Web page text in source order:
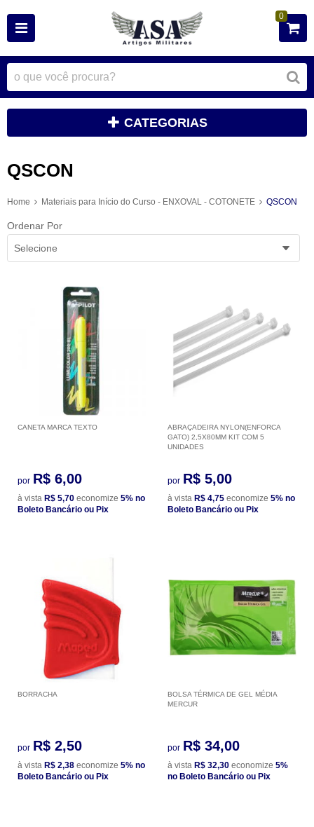
0
CATEGORIAS
QSCON
Home Materiais para Início do Curso - ENXOVAL - COTONETE QSCON
Ordenar Por
Selecione
CANETA MARCA TEXTO
por R$ 6,00
à vista R$ 5,70 economize 5% no
Boleto Bancário ou Pix
ABRAÇADEIRA NYLON(ENFORCA
GATO) 2,5X80MM KIT COM 5
UNIDADES
por R$ 5,00
à vista R$ 4,75 economize 5% no
Boleto Bancário ou Pix
BORRACHA
por R$ 2,50
à vista R$ 2,38 economize 5% no
Boleto Bancário ou Pix
BOLSA TÉRMICA DE GEL MÉDIA
MERCUR
por R$ 34,00
à vista R$ 32,30 economize 5%
no Boleto Bancário ou Pix